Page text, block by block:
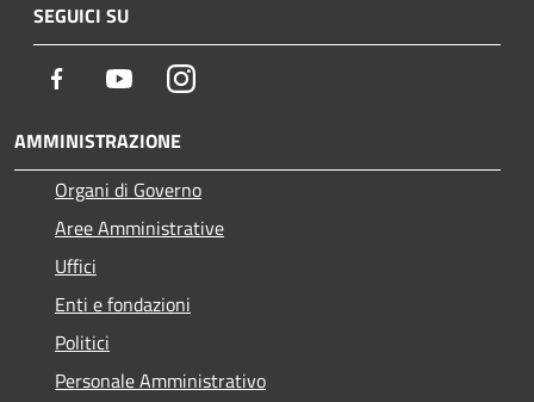
SEGUICI SU
Facebook YoutubeInstagram
AMMINISTRAZIONE
Organi di Governo
Aree Amministrative
Uffici
Enti e fondazioni
Politici
Personale Amministrativo